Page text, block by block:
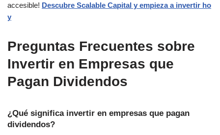
accesible! Descubre Scalable Capital y empieza a invertir ho
y
Preguntas Frecuentes sobre
Invertir en Empresas que
Pagan Dividendos
¿Qué significa invertir en empresas que pagan
dividendos?